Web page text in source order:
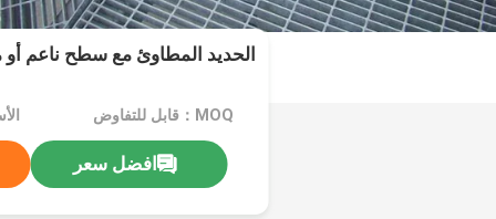
الحديد المطاوئ مع سطح ناعم أو
MOQ：قابل للتفاوض
افضل سعر